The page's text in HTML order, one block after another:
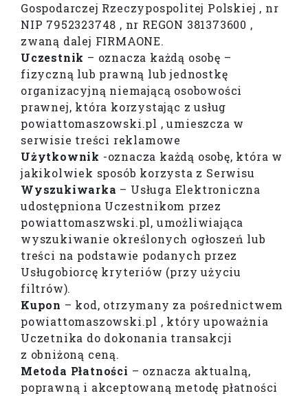
Gospodarczej Rzeczypospolitej Polskiej , nr
NIP 7952323748 , nr REGON 381373600 ,
zwaną dalej FIRMAONE.
Uczestnik – oznacza każdą osobę –
fizyczną lub prawną lub jednostkę
organizacyjną niemającą osobowości
prawnej, która korzystając z usług
powiattomaszowski.pl , umieszcza w
serwisie treści reklamowe
Użytkownik -oznacza każdą osobę, która w
jakikolwiek sposób korzysta z Serwisu
Wyszukiwarka – Usługa Elektroniczna
udostępniona Uczestnikom przez
powiattomaszwski.pl, umożliwiająca
wyszukiwanie określonych ogłoszeń lub
treści na podstawie podanych przez
Usługobiorcę kryteriów (przy użyciu
filtrów).
Kupon – kod, otrzymany za pośrednictwem
powiattomaszowski.pl , który upoważnia
Uczetnika do dokonania transakcji
z obniżoną ceną.
Metoda Płatności – oznacza aktualną,
poprawną i akceptowaną metodę płatności